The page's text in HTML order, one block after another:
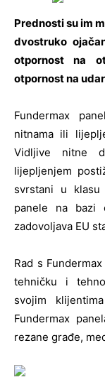
Prednosti su im
dvostruko
otpornost na
otpornost na
Fundermax
nitnama ili
Vidljive nitne
lijepljenjem
svrstani u
panele na bazi
zadovoljava EU
Rad s
tehničku i
svojim
Fundermax
rezane građe,